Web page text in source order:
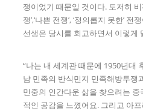
쟁이었기 때문일 것이다. 도저히
쟁’,‘나쁜 전쟁’, ‘정의롭지 못한’
선생은 당시를 회고하면서 이렇게
“나는 내 세계관 때문에 1950년대
남 민족의 반식민지 민족해방투쟁
민중의 인간다운 삶을 찾으려는
적인 공감을 느꼈어요. 그리고 아